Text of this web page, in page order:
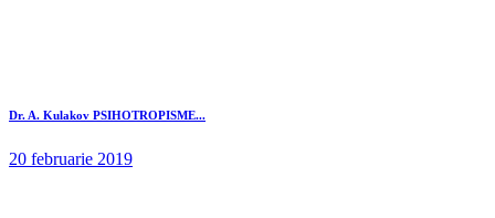
Dr. A. Kulakov PSIHOTROPISME...
20 februarie 2019